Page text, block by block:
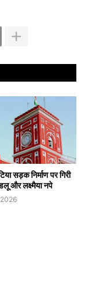
सड़क निर्माण पर गिरी
और लक्ष्मैया नपे